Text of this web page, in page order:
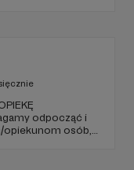
odpocząć i
opiekunom osób,